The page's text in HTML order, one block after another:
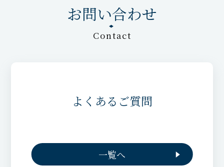
お問い合わせ
Contact
よくあるご質問
一覧へ